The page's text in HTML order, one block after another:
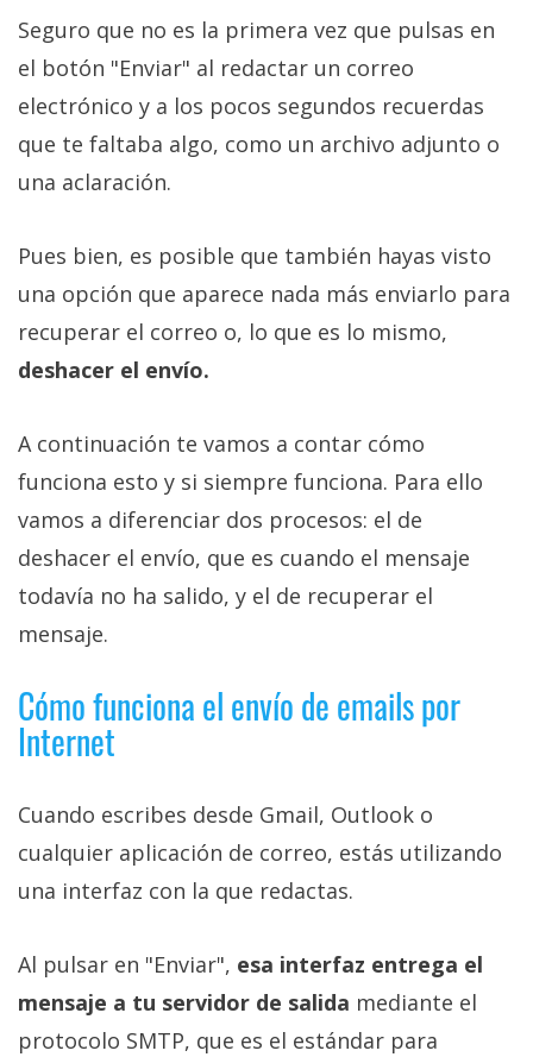
Seguro que no es la primera vez que pulsas en
el botón "Enviar" al redactar un correo
electrónico y a los pocos segundos recuerdas
que te faltaba algo, como un archivo adjunto o
una aclaración.
Pues bien, es posible que también hayas visto
una opción que aparece nada más enviarlo para
recuperar el correo o, lo que es lo mismo,
deshacer el envío.
A continuación te vamos a contar cómo
funciona esto y si siempre funciona. Para ello
vamos a diferenciar dos procesos: el de
deshacer el envío, que es cuando el mensaje
todavía no ha salido, y el de recuperar el
mensaje.
Cómo funciona el envío de emails por
Internet
Cuando escribes desde Gmail, Outlook o
cualquier aplicación de correo, estás utilizando
una interfaz con la que redactas.
Al pulsar en "Enviar", esa interfaz entrega el
mensaje a tu servidor de salida mediante el
protocolo SMTP, que es el estándar para